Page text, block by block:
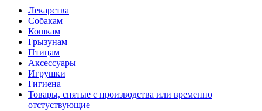
Лекарства
Собакам
Кошкам
Грызунам
Птицам
Аксессуары
Игрушки
Гигиена
Товары, снятые с производства или временно
отстуствующие